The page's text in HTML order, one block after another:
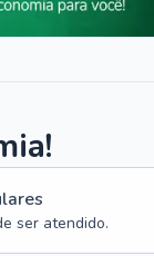
ser atendido.